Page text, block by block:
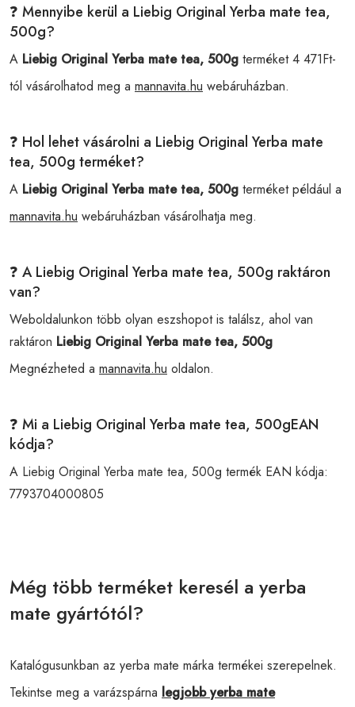
❓ Mennyibe kerül a Liebig Original Yerba mate tea,
500g?
A Liebig Original Yerba mate tea, 500g terméket 4 471Ft-
tól vásárolhatod meg a mannavita.hu webáruházban.
❓ Hol lehet vásárolni a Liebig Original Yerba mate
tea, 500g terméket?
A Liebig Original Yerba mate tea, 500g terméket például a
mannavita.hu webáruházban vásárolhatja meg.
❓ A Liebig Original Yerba mate tea, 500g raktáron
van?
Weboldalunkon több olyan eszshopot is találsz, ahol van
raktáron Liebig Original Yerba mate tea, 500g
Megnézheted a mannavita.hu oldalon.
❓ Mi a Liebig Original Yerba mate tea, 500gEAN
kódja?
A Liebig Original Yerba mate tea, 500g termék EAN kódja:
7793704000805
Még több terméket keresél a yerba
mate gyártótól?
Katalógusunkban az yerba mate márka termékei szerepelnek.
Tekintse meg a varázspárna legjobb yerba mate